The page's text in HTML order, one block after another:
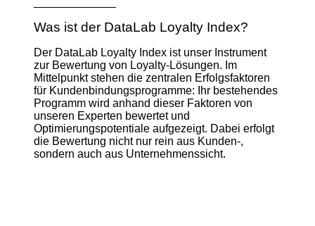
Was ist der DataLab Loyalty Index?
Der DataLab Loyalty Index ist unser Instrument
zur Bewertung von Loyalty-Lösungen. Im
Mittelpunkt stehen die zentralen Erfolgsfaktoren
für Kundenbindungsprogramme: Ihr bestehendes
Programm wird anhand dieser Faktoren von
unseren Experten bewertet und
Optimierungspotentiale aufgezeigt. Dabei erfolgt
die Bewertung nicht nur rein aus Kunden-,
sondern auch aus Unternehmenssicht.